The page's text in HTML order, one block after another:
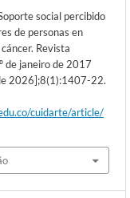
social percibido
de personas en
Revista
de janeiro de 2017
2026];8(1):1407-22.
cuidarte/article/